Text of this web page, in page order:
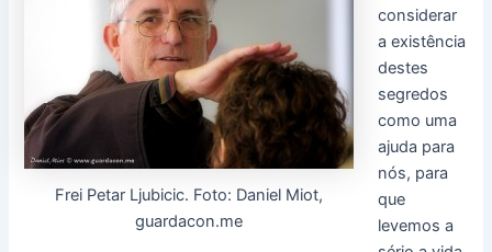
Frei Petar Ljubicic. Foto: Daniel Miot,
guardacon.me
considerar
a existência
destes
segredos
como uma
ajuda para
nós, para
que
levemos a